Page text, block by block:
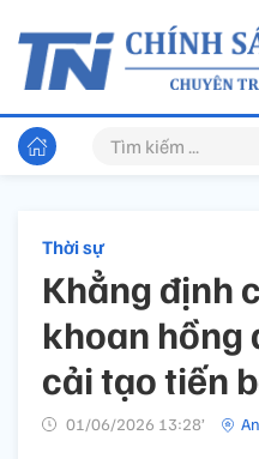
Thời sự
Khẳng định
khoan hồng
cải tạo tiến
01/06/2026 13:28’